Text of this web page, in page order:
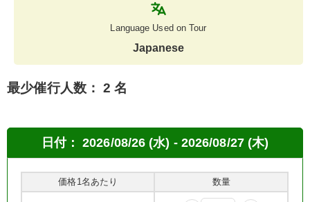
Language Used on Tour
Japanese
最少催行人数： 2 名
日付： 2026/08/26 (水) - 2026/08/27 (木)
価格1名あたり 数量